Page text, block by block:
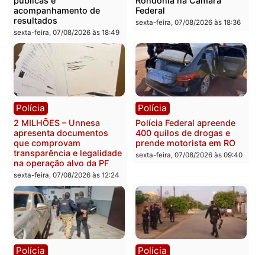
Você também vai querer ler...
Política
Marcos Rogério apresenta
Plano de Governo com
228 projetos, metas
públicas e
acompanhamento de
resultados
sexta-feira, 07/08/2026 às 18:49
Política
Eleições 2026: Pastor
Evanildo pode ser o
Federal
sexta-feira, 07/08/2026 às